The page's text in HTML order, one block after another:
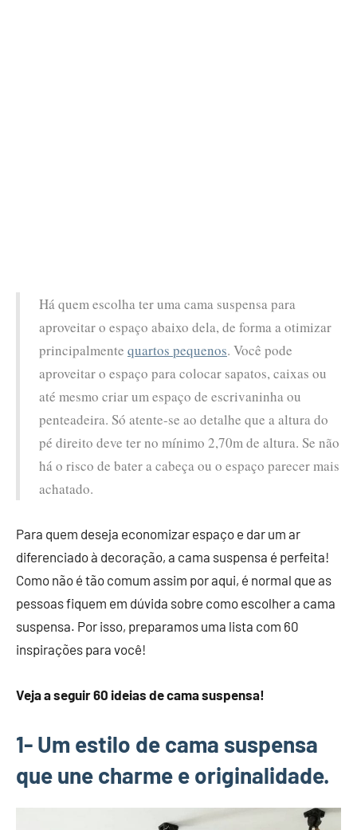
Há quem escolha ter uma cama suspensa para
aproveitar o espaço abaixo dela, de forma a otimizar
principalmente quartos pequenos. Você pode
aproveitar o espaço para colocar sapatos, caixas ou
até mesmo criar um espaço de escrivaninha ou
penteadeira. Só atente-se ao detalhe que a altura do
pé direito deve ter no mínimo 2,70m de altura. Se não
há o risco de bater a cabeça ou o espaço parecer mais
achatado.
Para quem deseja economizar espaço e dar um ar
diferenciado à decoração, a cama suspensa é perfeita!
Como não é tão comum assim por aqui, é normal que as
pessoas fiquem em dúvida sobre como escolher a cama
suspensa. Por isso, preparamos uma lista com 60
inspirações para você!
Veja a seguir 60 ideias de cama suspensa!
1- Um estilo de cama suspensa
que une charme e originalidade.